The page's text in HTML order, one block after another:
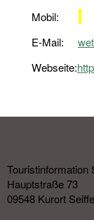
Mobil:
E-Mail:
Webseite:
Touristinformation
Hauptstraße 73
09548 Kurort